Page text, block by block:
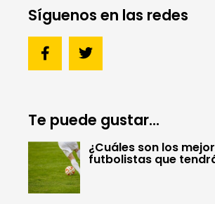
Síguenos en las redes
Te puede gustar...
¿Cuáles son los
futbolistas que